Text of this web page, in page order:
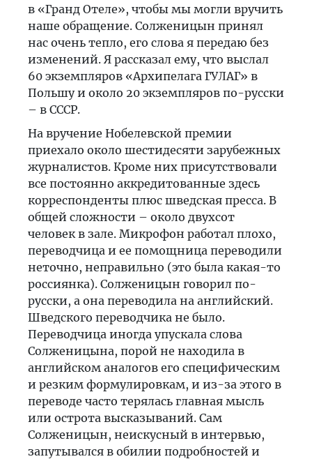
в «Гранд Отеле», чтобы мы могли вручить
наше обращение. Солженицын принял
нас очень тепло, его слова я передаю без
изменений. Я рассказал ему, что выслал
60 экземпляров «Архипелага ГУЛАГ» в
Польшу и около 20 экземпляров по-русски
– в СССР.
На вручение Нобелевской премии
приехало около шестидесяти зарубежных
журналистов. Кроме них присутствовали
все постоянно аккредитованные здесь
корреспонденты плюс шведская пресса. В
общей сложности – около двухсот
человек в зале. Микрофон работал плохо,
переводчица и ее помощница переводили
неточно, неправильно (это была какая-то
россиянка). Солженицын говорил по-
русски, а она переводила на английский.
Шведского переводчика не было.
Переводчица иногда упускала слова
Солженицына, порой не находила в
английском аналогов его специфическим
и резким формулировкам, и из-за этого в
переводе часто терялась главная мысль
или острота высказываний. Сам
Солженицын, неискусный в интервью,
запутывался в обилии подробностей и